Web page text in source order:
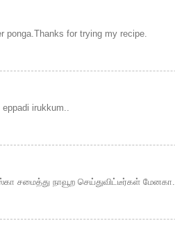
ponga.Thanks for trying my recipe.
irukkum..
சமைத்து நாவூற செய்துவிட்டீர்கள் மேனகா.